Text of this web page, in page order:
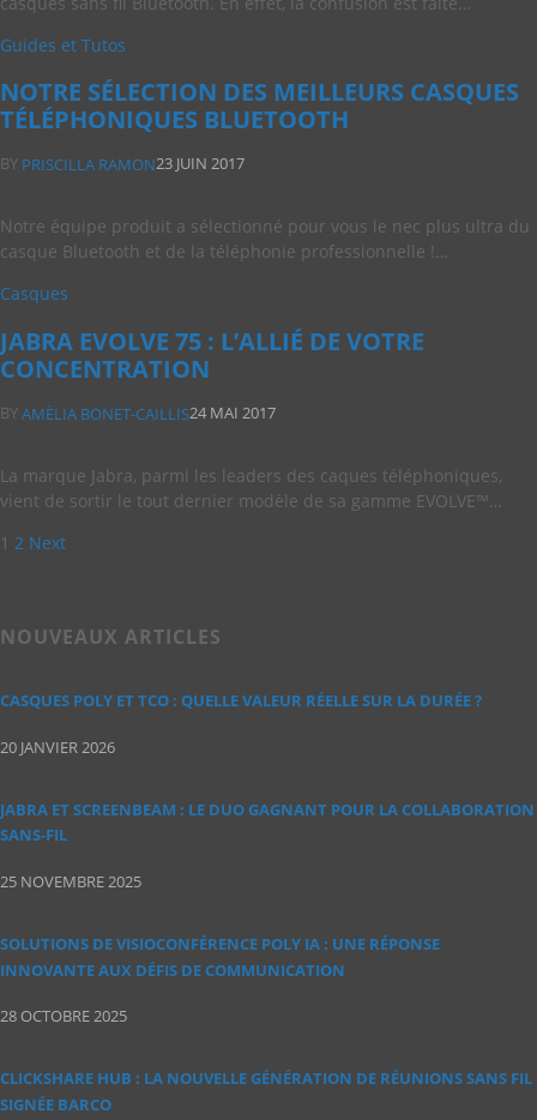
Guides et Tutos
NOTRE SÉLECTION DES MEILLEURS CASQUES
TÉLÉPHONIQUES BLUETOOTH
BY PRISCILLA RAMON23 JUIN 2017
Notre équipe produit a sélectionné pour vous le nec plus ultra du
casque Bluetooth et de la téléphonie professionnelle !…
Casques
JABRA EVOLVE 75 : L’ALLIÉ DE VOTRE
CONCENTRATION
BYAMÈLIA BONET-CAILLIS24 MAI 2017
La marque Jabra, parmi les leaders des caques téléphoniques,
vient de sortir le tout dernier modèle de sa gamme EVOLVE™…
1 2 Next
NOUVEAUX ARTICLES
CASQUES POLY ET TCO : QUELLE VALEUR RÉELLE SUR LA DURÉE ?
20 JANVIER 2026
JABRA ET SCREENBEAM : LE DUO GAGNANT POUR LA COLLABORATION
SANS‑FIL
25 NOVEMBRE 2025
SOLUTIONS DE VISIOCONFÉRENCE POLY IA : UNE RÉPONSE
INNOVANTE AUX DÉFIS DE COMMUNICATION
28 OCTOBRE 2025
CLICKSHARE HUB : LA NOUVELLE GÉNÉRATION DE RÉUNIONS SANS FIL
SIGNÉE BARCO